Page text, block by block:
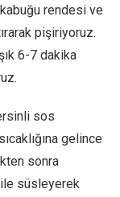
rendesi ve
pişiriyoruz.
6-7 dakika
sos
gelince
sonra
ile süsleyerek